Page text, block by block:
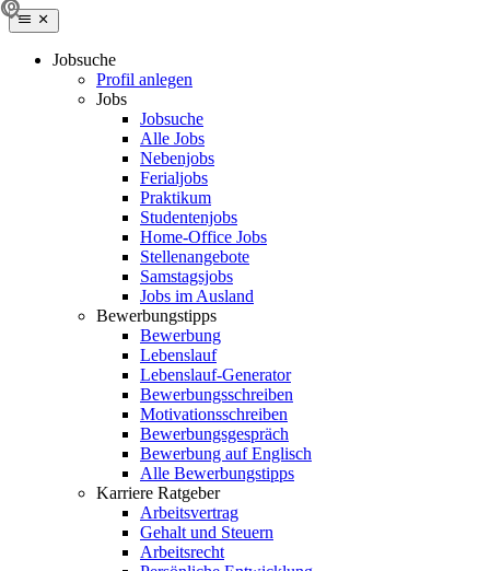
Jobsuche
Profil anlegen
Jobs
Jobsuche
Alle Jobs
Nebenjobs
Ferialjobs
Praktikum
Studentenjobs
Home-Office Jobs
Stellenangebote
Samstagsjobs
Jobs im Ausland
Bewerbungstipps
Bewerbung
Lebenslauf
Lebenslauf-Generator
Bewerbungsschreiben
Motivationsschreiben
Bewerbungsgespräch
Bewerbung auf Englisch
Alle Bewerbungstipps
Karriere Ratgeber
Arbeitsvertrag
Gehalt und Steuern
Arbeitsrecht